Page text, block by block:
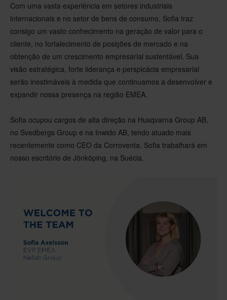
Com uma vasta experiência em setores industriais
internacionais e no setor de bens de consumo, Sofia traz
consigo um vasto conhecimento na geração de valor para o
cliente, no fortalecimento de posições de mercado e na
obtenção de um crescimento empresarial sustentável. Sua
visão estratégica, forte liderança e perspicácia empresarial
serão inestimáveis à medida que continuamos a desenvolver e
expandir nossa presença na região EMEA.
Sofia ocupou cargos de alta direção na Husqvarna Group AB,
no Svedbergs Group e na Inwido AB, tendo atuado mais
recentemente como CEO da Corroventa. Sofia trabalhará em
nosso escritório de Jönköping, na Suécia.